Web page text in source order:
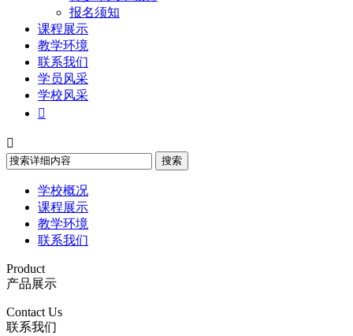
报名须知
课程展示
教学环境
联系我们
学员风采
学校风采


学校概况
课程展示
教学环境
联系我们
Product
产品展示
Contact Us
联系我们